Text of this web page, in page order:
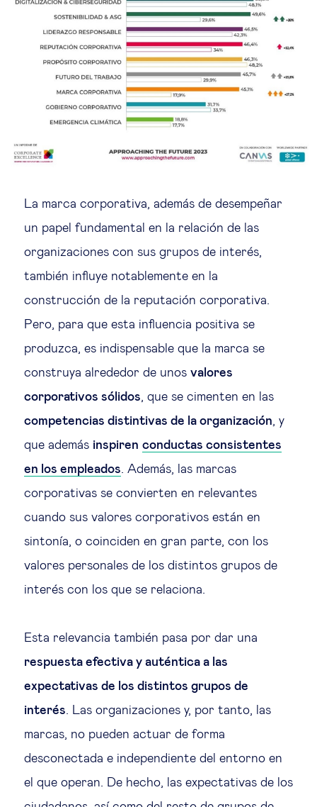
EN ES
Suscríbete
La marca corporativa, además de desempeñar
un papel fundamental en la relación de las
organizaciones con sus grupos de interés,
también influye notablemente en la
construcción de la reputación corporativa.
Pero, para que esta influencia positiva se
produzca, es indispensable que la marca se
construya alrededor de unos valores
corporativos sólidos, que se cimenten en las
competencias distintivas de la organización, y
que además inspiren conductas consistentes
en los empleados. Además, las marcas
corporativas se convierten en relevantes
cuando sus valores corporativos están en
sintonía, o coinciden en gran parte, con los
valores personales de los distintos grupos de
interés con los que se relaciona.
Esta relevancia también pasa por dar una
respuesta efectiva y auténtica a las
expectativas de los distintos grupos de
interés. Las organizaciones y, por tanto, las
marcas, no pueden actuar de forma
desconectada e independiente del entorno en
el que operan. De hecho, las expectativas de los